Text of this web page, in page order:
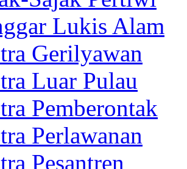
Lukis Alam
Gerilyawan
Luar Pulau
Pemberontak
Perlawanan
Pesantren